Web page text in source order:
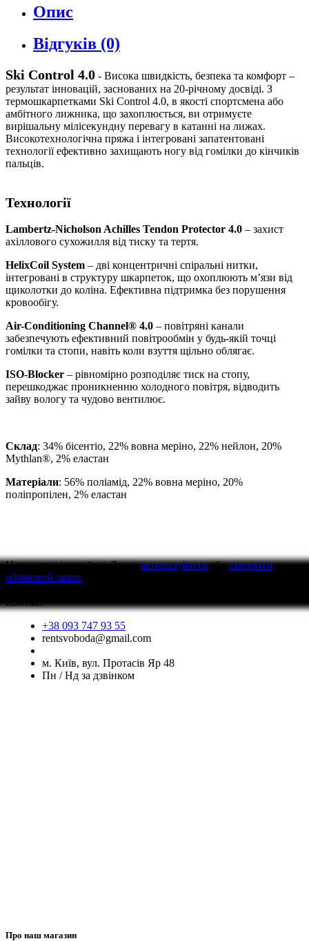
Опис
Відгуків (0)
Ski Control 4.0 - Висока швидкість, безпека та комфорт –
результат інновацій, заснованих на 20-річному досвіді. З
термошкарпетками Ski Control 4.0, в якості спортсмена або
амбітного лижника, що захоплюється, ви отримуєте
вирішальну мілісекундну перевагу в катанні на лижах.
Високотехнологічна пряжа і інтегровані запатентовані
технології ефективно захищають ногу від гомілки до кінчиків
пальців.
Технології
Lambertz-Nicholson Achilles Tendon Protector 4.0 – захист
ахіллового сухожилля від тиску та тертя.
HelixCoil System – дві концентричні спіральні нитки,
інтегровані в структуру шкарпеток, що охоплюють м’язи від
щиколотки до коліна. Ефективна підтримка без порушення
кровообігу.
Air-Conditioning Channel® 4.0 – повітряні канали
забезпечують ефективний повітрообмін у будь-якій точці
гомілки та стопи, навіть коли взуття щільно облягає.
ISO-Blocker – рівномірно розподіляє тиск на стопу,
перешкоджає проникненню холодного повітря, відводить
зайву вологу та чудово вентилює.
Склад: 34% бісентіо, 22% вовна меріно, 22% нейлон, 20%
Mythlan®, 2% еластан
Матеріали: 56% поліамід, 22% вовна меріно, 20%
поліпропілен, 2% еластан
Написати відгукбудь Ласкаавторизуйтесьабостворити
обліковий запис
Контакт
+38 093 747 93 55
rentsvoboda@gmail.com
м. Київ, вул. Протасів Яр 48
Пн / Нд за дзвінком
Про наш магазин